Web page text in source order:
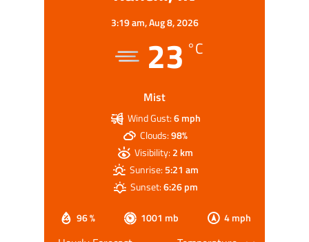
3:19 am,Aug 8, 2026
23 °C
Mist
96 % 1001 mb 4 mph
Wind Gust:6 mph
Clouds:98%
Visibility:2 km
Sunrise:5:21 am
Sunset:6:26 pm